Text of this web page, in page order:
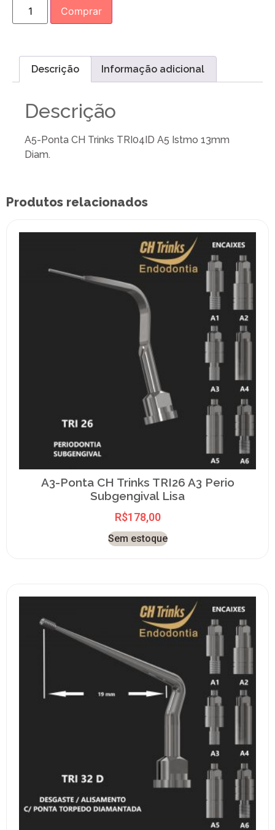
Comprar
Descrição Informação adicional
Descrição
A5-Ponta CH Trinks TRI04ID A5 Istmo 13mm
Diam.
Produtos relacionados
A3-Ponta CH Trinks TRI26 A3 Perio
Subgengival Lisa
R$178,00
Sem estoque